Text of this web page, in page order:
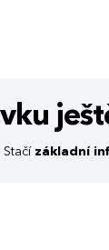
Stačí základní